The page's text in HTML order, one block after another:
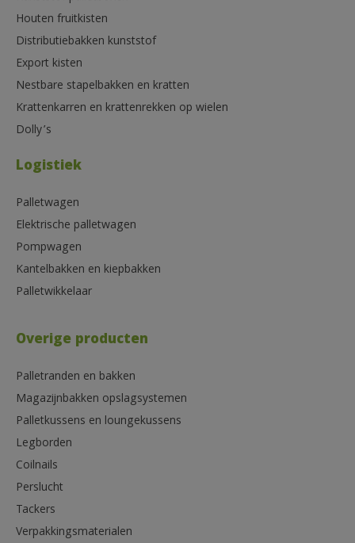
Houten fruitkisten
Distributiebakken kunststof
Export kisten
Nestbare stapelbakken en kratten
Krattenkarren en krattenrekken op wielen
Dolly’s
Logistiek
Palletwagen
Elektrische palletwagen
Pompwagen
Kantelbakken en kiepbakken
Palletwikkelaar
Overige producten
Palletranden en bakken
Magazijnbakken opslagsystemen
Palletkussens en loungekussens
Legborden
Coilnails
Perslucht
Tackers
Verpakkingsmaterialen